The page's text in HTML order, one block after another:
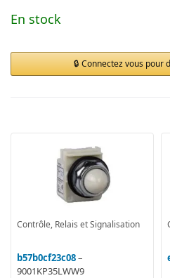
En stock
Connectez vous pour
Contrôle, Relais et Signalisation
b57b0cf23c08–
9001KP35LWW9